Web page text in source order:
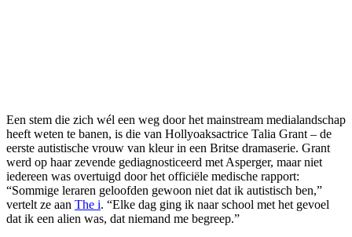
Een stem die zich wél een weg door het mainstream medialandschap
heeft weten te banen, is die van Hollyoaksactrice Talia Grant – de
eerste autistische vrouw van kleur in een Britse dramaserie. Grant
werd op haar zevende gediagnosticeerd met Asperger, maar niet
iedereen was overtuigd door het officiële medische rapport:
“Sommige leraren geloofden gewoon niet dat ik autistisch ben,”
vertelt ze aan The i. “Elke dag ging ik naar school met het gevoel
dat ik een alien was, dat niemand me begreep.”